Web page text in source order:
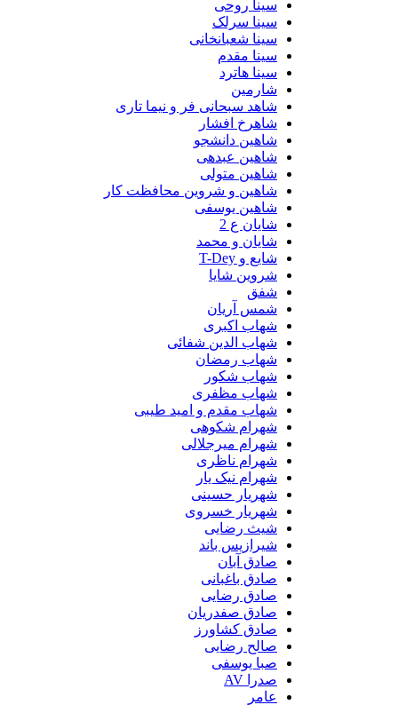
سینا روحی
سینا سرلک
سینا شعبانخانی
سینا مقدم
سینا هاترد
شارمین
شاهد سبحانی فر و نیما تاری
شاهرخ افشار
شاهین دانشجو
شاهین عبدهی
شاهین متولی
شاهین و شروین محافظت کار
شاهین یوسفی
شایان ع 2
شایان و محمد
شایع و T-Dey
شروین شایا
شمس آریان
شهاب اکبری
شهاب الدین شفائی
شهاب رمضان
شهاب شکور
شهاب مظفری
شهاب مقدم و امید طیبی
شهرام شکوهی
شهرام میرجلالی
شهرام ناظری
شهرام نیک یار
شهریار حسینی
شهریار خسروی
شیث رضایی
شیرازیس باند
صادق آبان
صادق باغبانی
صادق رضایی
صادق صفدریان
صادق کشاورز
صالح رضایی
صبا یوسفی